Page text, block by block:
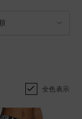
全色表示